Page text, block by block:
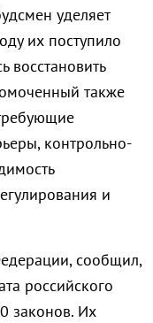
уделяет
их поступило
восстановить
также
контрольно-
и
сообщил,
российского
законов. Их